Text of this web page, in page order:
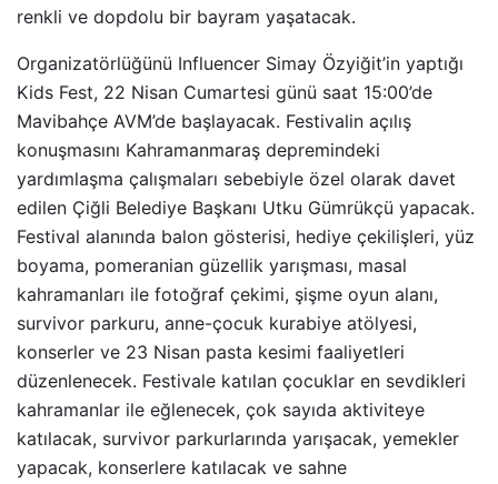
renkli ve dopdolu bir bayram yaşatacak.
Organizatörlüğünü Influencer Simay Özyiğit’in yaptığı
Kids Fest, 22 Nisan Cumartesi günü saat 15:00’de
Mavibahçe AVM’de başlayacak. Festivalin açılış
konuşmasını Kahramanmaraş depremindeki
yardımlaşma çalışmaları sebebiyle özel olarak davet
edilen Çiğli Belediye Başkanı Utku Gümrükçü yapacak.
Festival alanında balon gösterisi, hediye çekilişleri, yüz
boyama, pomeranian güzellik yarışması, masal
kahramanları ile fotoğraf çekimi, şişme oyun alanı,
survivor parkuru, anne-çocuk kurabiye atölyesi,
konserler ve 23 Nisan pasta kesimi faaliyetleri
düzenlenecek. Festivale katılan çocuklar en sevdikleri
kahramanlar ile eğlenecek, çok sayıda aktiviteye
katılacak, survivor parkurlarında yarışacak, yemekler
yapacak, konserlere katılacak ve sahne